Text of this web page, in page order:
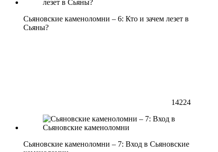
Сьяновские каменоломни – 6: Кто и зачем лезет в
Сьяны?
14224
Сьяновские каменоломни – 7: Вход в Сьяновские